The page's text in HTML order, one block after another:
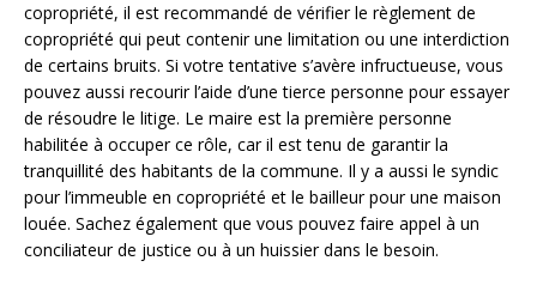
copropriété, il est recommandé de vérifier le règlement de
copropriété qui peut contenir une limitation ou une interdiction
de certains bruits. Si votre tentative s’avère infructueuse, vous
pouvez aussi recourir l’aide d’une tierce personne pour essayer
de résoudre le litige. Le maire est la première personne
habilitée à occuper ce rôle, car il est tenu de garantir la
tranquillité des habitants de la commune. Il y a aussi le syndic
pour l’immeuble en copropriété et le bailleur pour une maison
louée. Sachez également que vous pouvez faire appel à un
conciliateur de justice ou à un huissier dans le besoin.